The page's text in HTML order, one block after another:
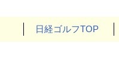
日経ゴルフTOP